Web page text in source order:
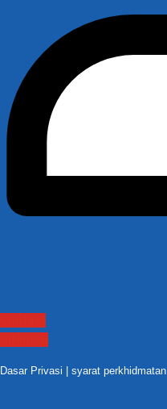
Dasar Privasi syarat perkhidmatan